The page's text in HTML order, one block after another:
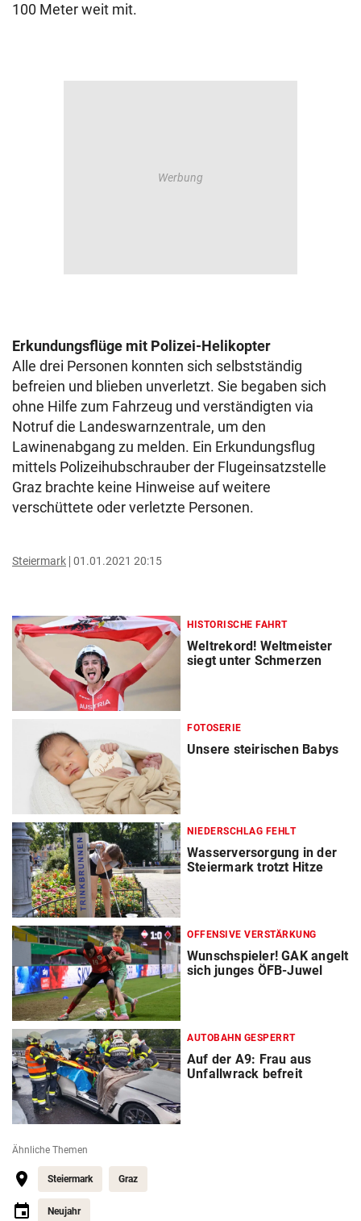
100 Meter weit mit.
Erkundungsflüge mit Polizei-Helikopter
Alle drei Personen konnten sich selbstständig
befreien und blieben unverletzt. Sie begaben sich
ohne Hilfe zum Fahrzeug und verständigten via
Notruf die Landeswarnzentrale, um den
Lawinenabgang zu melden. Ein Erkundungsflug
mittels Polizeihubschrauber der Flugeinsatzstelle
Graz brachte keine Hinweise auf weitere
verschüttete oder verletzte Personen.
Steiermark 01.01.2021 20:15
HISTORISCHE FAHRT
Weltrekord! Weltmeister
siegt unter Schmerzen
FOTOSERIE
Unsere steirischen Babys
NIEDERSCHLAG FEHLT
Wasserversorgung in der
Steiermark trotzt Hitze
OFFENSIVE VERSTÄRKUNG
Wunschspieler! GAK angelt
sich junges ÖFB-Juwel
AUTOBAHN GESPERRT
Auf der A9: Frau aus
Unfallwrack befreit
Ähnliche Themen
Steiermark Graz
Neujahr